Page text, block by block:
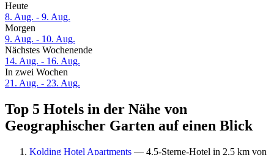
Heute
8. Aug. - 9. Aug.
Morgen
9. Aug. - 10. Aug.
Nächstes Wochenende
14. Aug. - 16. Aug.
In zwei Wochen
21. Aug. - 23. Aug.
Top 5 Hotels in der Nähe von
Geographischer Garten auf einen Blick
Kolding Hotel Apartments — 4.5-Sterne-Hotel in 2,5 km von